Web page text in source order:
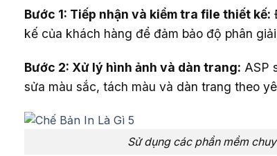
Bước 1: Tiếp nhận và kiểm tra file thiết kế:
kế của khách hàng để đảm bảo độ phân
Bước 2: Xử lý hình ảnh và dàn trang: ASP
sửa màu sắc, tách màu và dàn trang theo
Sử dụng các phần mềm